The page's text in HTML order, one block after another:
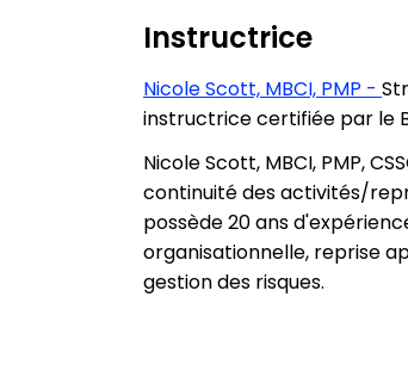
Instructrice
Nicole Scott, MBCI, PMP -
instructrice certifiée par le
Nicole Scott, MBCI, PMP,
continuité des activités/
possède 20 ans
organisationnelle, reprise
gestion des risques.